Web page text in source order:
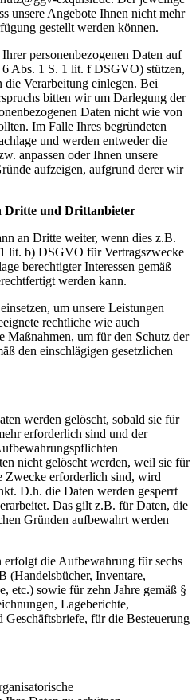
unsere Angebote Ihnen nicht mehr
gestellt werden können.
personenbezogenen Daten auf
Abs. 1 S. 1 lit. f DSGVO) stützen,
die Verarbeitung einlegen. Bei
bitten wir um Darlegung der
Daten nicht wie von
Im Falle Ihres begründeten
und werden entweder die
anpassen oder Ihnen unsere
aufzeigen, aufgrund derer wir
Dritte und Drittanbieter
an Dritte weiter, wenn dies z.B.
lit. b) DSGVO für Vertragszwecke
berechtigter Interessen gemäß
werden kann.
um unsere Leistungen
rechtliche wie auch
Maßnahmen, um für den Schutz der
den einschlägigen gesetzlichen
werden gelöscht, sobald sie für
erforderlich sind und der
nicht gelöscht werden, weil sie für
Zwecke erforderlich sind, wird
D.h. die Daten werden gesperrt
Das gilt z.B. für Daten, die
Gründen aufbewahrt werden
erfolgt die Aufbewahrung für sechs
(Handelsbücher, Inventare,
etc.) sowie für zehn Jahre gemäß §
Lageberichte,
Geschäftsbriefe, für die Besteuerung